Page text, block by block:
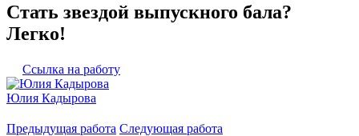
Стать звездой выпускного бала?
Легко!
Ссылка на работу
Юлия Кадырова
Предыдущая работа Следующая работа